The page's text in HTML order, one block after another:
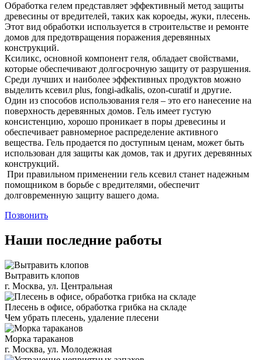
Обработка гелем представляет эффективный метод защиты
древесины от вредителей, таких как короеды, жуки, плесень.
Этот вид обработки используется в строительстве и ремонте
домов для предотвращения поражения деревянных
конструкций.
Ксиликс, основной компонент геля, обладает свойствами,
которые обеспечивают долгосрочную защиту от разрушения.
Среди лучших и наиболее эффективных продуктов можно
выделить ксевил plus, fongi-adkalis, ozon-curatif и другие.
Один из способов использования геля – это его нанесение на
поверхность деревянных домов. Гель имеет густую
консистенцию, хорошо проникает в поры древесины и
обеспечивает равномерное распределение активного
вещества. Гель продается по доступным ценам, может быть
использован для защиты как домов, так и других деревянных
конструкций.
При правильном применении гель ксевил станет надежным
помощником в борьбе с вредителями, обеспечит
долговременную защиту вашего дома.
Позвонить
Наши последние работы
Вытравить клопов
г. Москва, ул. Центральная
Плесень в офисе, обработка грибка на складе
Чем убрать плесень, удаление плесени
Морка тараканов
г. Москва, ул. Молодежная